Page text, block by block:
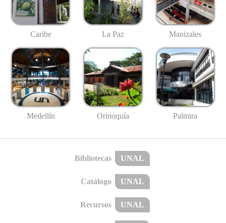
Caribe La Paz Manizales
Medellín Orinoquía Palmira
Bibliotecas UNAL
Catálogo UNAL
Recursos UNAL